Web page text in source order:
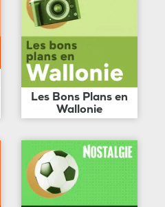
Les Bons Plans en
Wallonie